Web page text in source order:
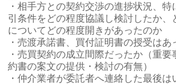
・相手方との契約交渉の進捗状況、
引条件をどの程度協議し検討したか、
についてどの程度開きがあったのか
・売渡承諾書、買付証明書の授受はあ
・売買契約の成立間際だったか（重
約書の案文の提供・検討の有無）
・仲介業者が委託者へ連絡した最後